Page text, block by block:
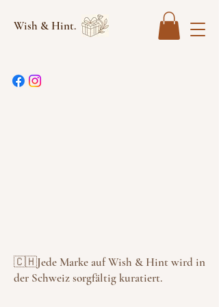
Wish & Hint.
🇨🇭Jede Marke auf Wish & Hint wird in
der Schweiz sorgfältig kuratiert.